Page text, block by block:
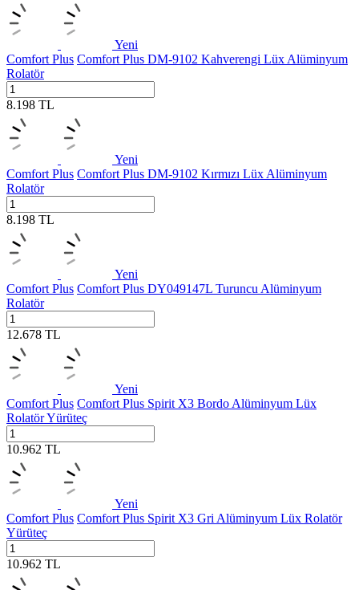
Yeni
Comfort Plus Comfort Plus DM-9102 Kahverengi Lüx Alüminyum
Rolatör
8.198 TL
Yeni
Comfort Plus Comfort Plus DM-9102 Kırmızı Lüx Alüminyum
Rolatör
8.198 TL
Yeni
Comfort Plus Comfort Plus DY049147L Turuncu Alüminyum
Rolatör
12.678 TL
Yeni
Comfort Plus Comfort Plus Spirit X3 Bordo Alüminyum Lüx
Rolatör Yürüteç
10.962 TL
Yeni
Comfort Plus Comfort Plus Spirit X3 Gri Alüminyum Lüx Rolatör
Yürüteç
10.962 TL